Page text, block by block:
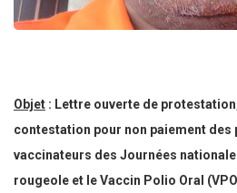
Objet : Lettre ouverte de
contestation pour non paiement des
vaccinateurs des Journées
rougeole et le Vaccin Polio Oral